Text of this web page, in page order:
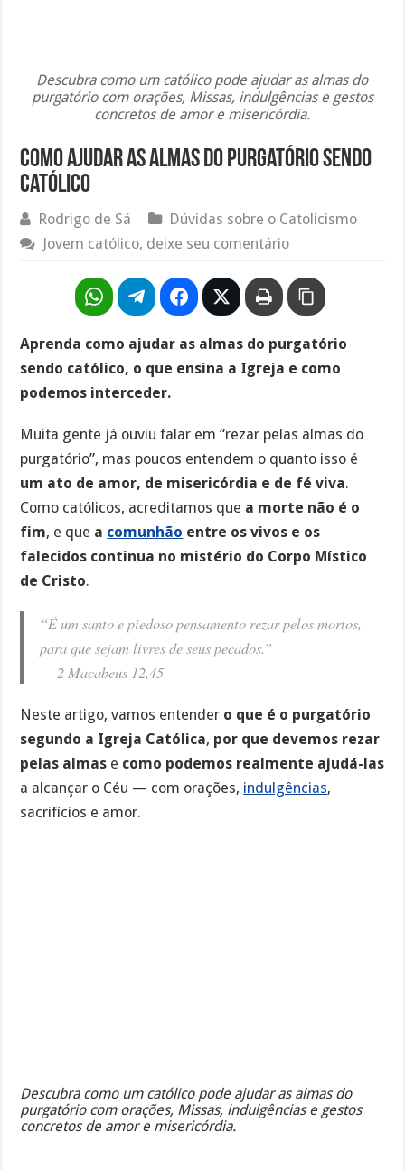
Descubra como um católico pode ajudar as almas do
purgatório com orações, Missas, indulgências e gestos
concretos de amor e misericórdia.
Como ajudar as almas do purgatório sendo
católico
Rodrigo de Sá
Dúvidas sobre o Catolicismo
Jovem católico, deixe seu comentário
Aprenda como ajudar as almas do purgatório
sendo católico, o que ensina a Igreja e como
podemos interceder.
Muita gente já ouviu falar em “rezar pelas almas do
purgatório”, mas poucos entendem o quanto isso é
um ato de amor, de misericórdia e de fé viva.
Como católicos, acreditamos que a morte não é o
fim, e que a comunhão entre os vivos e os
falecidos continua no mistério do Corpo Místico
de Cristo.
“É um santo e piedoso pensamento rezar pelos mortos,
para que sejam livres de seus pecados.”
— 2 Macabeus 12,45
Neste artigo, vamos entender o que é o purgatório
segundo a Igreja Católica, por que devemos rezar
pelas almas e como podemos realmente ajudá-las
a alcançar o Céu — com orações, indulgências,
sacrifícios e amor.
Descubra como um católico pode ajudar as almas do
purgatório com orações, Missas, indulgências e gestos
concretos de amor e misericórdia.